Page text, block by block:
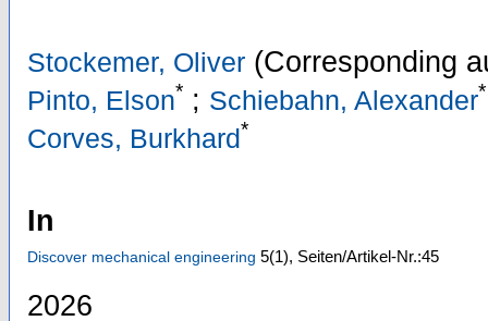
Stockemer, Oliver (Corresponding
Pinto, Elson* ; Schiebahn, Alexander*
Corves, Burkhard*
In
Discover mechanical engineering 5(1), Seiten/Artikel-Nr.:45
2026